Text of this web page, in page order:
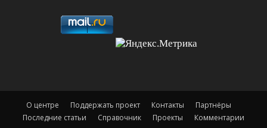
О центре Поддержать проект Контакты
Партнёры
Последние статьи
Справочник Проекты Комментарии